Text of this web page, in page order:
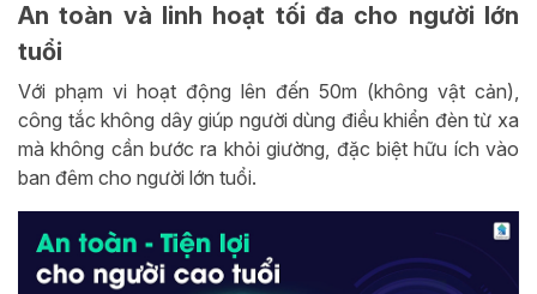
An toàn và linh hoạt tối đa cho người lớn
tuổi
Với phạm vi hoạt động lên đến 50m (không vật cản),
công tắc không dây giúp người dùng điều khiển đèn từ xa
mà không cần bước ra khỏi giường, đặc biệt hữu ích vào
ban đêm cho người lớn tuổi.